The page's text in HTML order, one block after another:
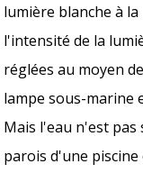
lumière blanche à
l'intensité de la
réglées au moyen
lampe sous-marine
Mais l'eau n'est pas
parois d'une